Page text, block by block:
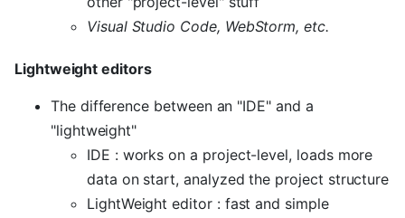
Visual Studio Code, WebStorm, etc.
Lightweight editors
The difference between an "IDE" and a
"lightweight"
IDE : works on a project-level, loads more
data on start, analyzed the project structure
LightWeight editor : fast and simple